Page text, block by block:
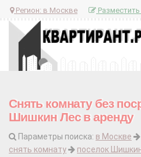
Регион: в Москве
Снять комнату без
Шишкин Лес в аренду
Параметры поиска: в Москве
снять комнату
поселок